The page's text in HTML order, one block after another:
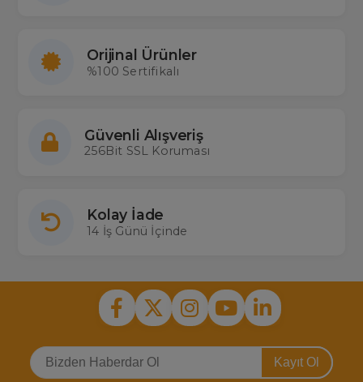
Orijinal Ürünler
%100 Sertifikalı
Güvenli Alışveriş
256Bit SSL Koruması
Kolay İade
14 İş Günü İçinde
Kayıt Ol